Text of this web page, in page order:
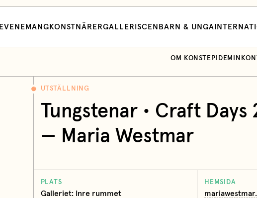
EVENEMANG KONSTNÄRERGALLERI SCEN BARN & UNGA
OM KONSTEPIDEMIN
UTSTÄLLNING
Tungstenar • Craft Days
— Maria Westmar
PLATS
Galleriet: Inre rummet
HEMSIDA